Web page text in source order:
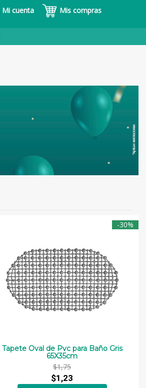
Mi cuenta Mis compras
-30%
Tapete Oval de Pvc para Baño Gris
65X35cm
$1,75
$1,23